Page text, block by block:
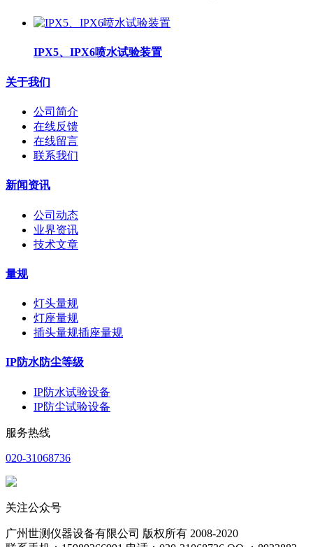
IPX5、IPX6喷水试验装置
关于我们
公司简介
在线反馈
在线留言
联系我们
新闻资讯
公司动态
业界资讯
技术文章
量规
灯头量规
灯座量规
插头量规插座量规
IP防水防尘等级
IP防水试验设备
IP防尘试验设备
服务热线
020-31068736
关注公众号
广州世测仪器设备有限公司 版权所有 2008-2020